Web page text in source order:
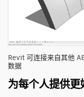
Revit 可连接来自其他
数据
为每个人提供更